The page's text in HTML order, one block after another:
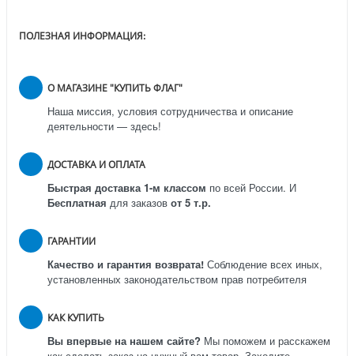
ПОЛЕЗНАЯ ИНФОРМАЦИЯ:
О МАГАЗИНЕ "КУПИТЬ ФЛАГ"
Наша миссия, условия сотрудничества и описание
деятельности — здесь!
ДОСТАВКА И ОПЛАТА
Быстрая доставка 1-м классом по всей России. И
Бесплатная для заказов от 5 т.р.
ГАРАНТИИ
Качество и гарантия возврата! Соблюдение всех иных,
установленных законодательством прав потребителя
КАК КУПИТЬ
Вы впервые на нашем сайте? Мы поможем и расскажем